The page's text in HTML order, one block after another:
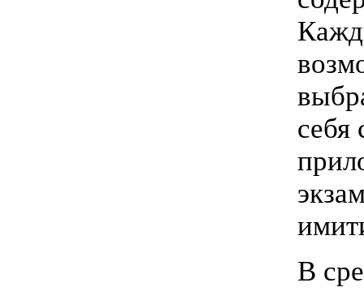
себя
В